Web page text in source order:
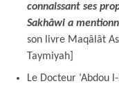
connaissant ses
Sakhâwi a
son livre Maqâlât
Taymiyah]
Le Docteur ‘Abdou